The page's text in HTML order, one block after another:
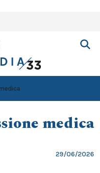
medica
29/06/2026